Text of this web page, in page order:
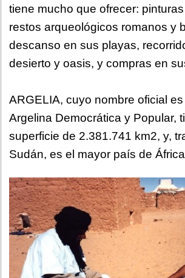
tiene mucho que ofrecer:
restos arqueológicos romanos y
descanso en sus playas,
desierto y oasis, y compras en
ARGELIA, cuyo nombre oficial
Argelina Democrática y Popular,
superficie de 2.381.741 km2, y,
Sudán, es el mayor país de